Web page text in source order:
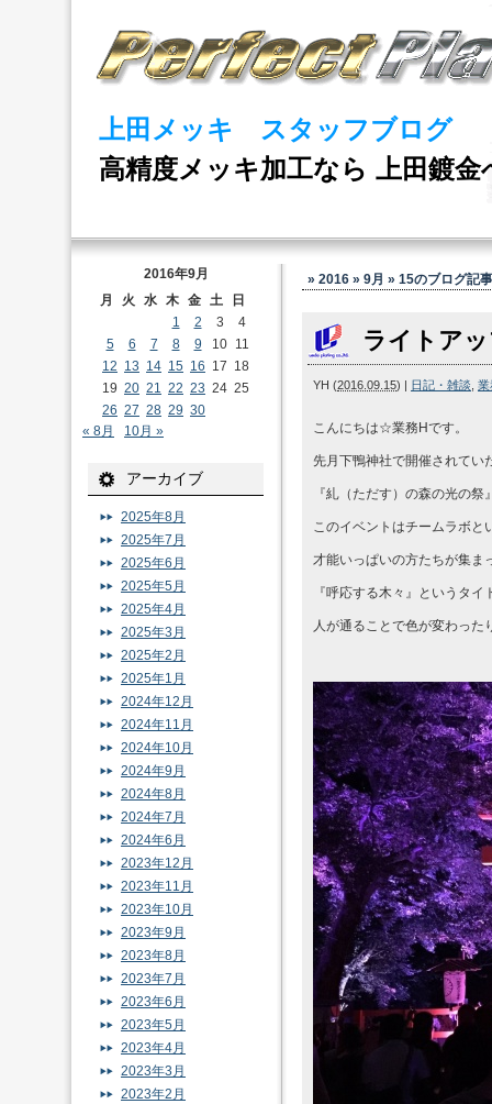
上田メッキ スタッフブログ
高精度メッキ加工なら 上田鍍金
» 2016 » 9月 » 15のブログ記事
ライトア
YH (2016.09.15) | 日記・雑談 業
こんにちは☆業務Hです。
先月下鴨神社で開催されてい
『糺（ただす）の森の光の
このイベントはチームラボと
才能いっぱいの方たちが集
『呼応する木々』というタ
人が通ることで色が変わっ
2016年9月
月
火 水 木 金 土
日
1
2 3
4
5
6 7 8 9 10 11
12 13 14 15 16 17 18
19 20 21 22 23 24 25
26 27 28 29 30
« 8月
10月 »
アーカイブ
2025年8月
2025年7月
2025年6月
2025年5月
2025年4月
2025年3月
2025年2月
2025年1月
2024年12月
2024年11月
2024年10月
2024年9月
2024年8月
2024年7月
2024年6月
2023年12月
2023年11月
2023年10月
2023年9月
2023年8月
2023年7月
2023年6月
2023年5月
2023年4月
2023年3月
2023年2月